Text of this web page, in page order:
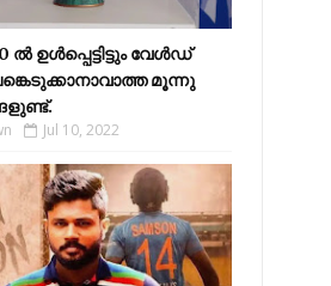
ഉള്‍പ്പെട്ടിട്ടും വേള്‍ഡ്
മൂന്നു
Jul 10, 2022